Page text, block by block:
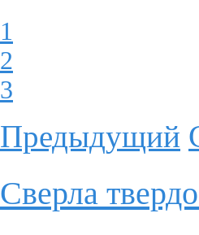
1
2
3
Предыдущий
Сверла